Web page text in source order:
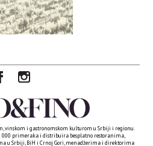
vinskom i gastronomskom kulturom u Srbiji i regionu.
000 primeraka i distribuira besplatno restoranima,
u Srbiji, BiH i Crnoj Gori, menadžerima i direktorima